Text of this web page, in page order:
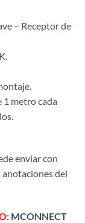
– Receptor de
1 metro cada
enviar con
del
: MCONNECT